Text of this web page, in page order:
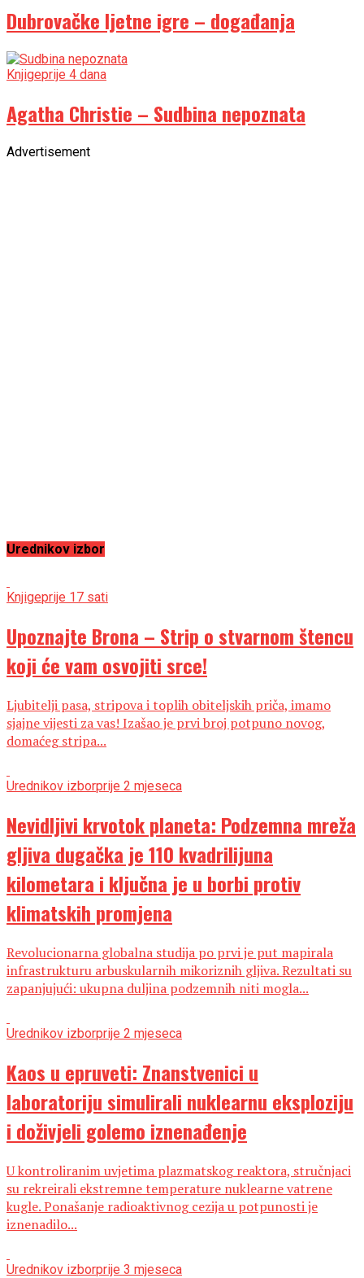
Dubrovačke ljetne igre – događanja
Knjigeprije 4 dana
Agatha Christie – Sudbina nepoznata
Advertisement
Urednikov izbor
Knjigeprije 17 sati
Upoznajte Brona – Strip o stvarnom štencu
koji će vam osvojiti srce!
Ljubitelji pasa, stripova i toplih obiteljskih priča, imamo
sjajne vijesti za vas! Izašao je prvi broj potpuno novog,
domaćeg stripa...
Urednikov izborprije 2 mjeseca
Nevidljivi krvotok planeta: Podzemna mreža
gljiva dugačka je 110 kvadrilijuna
kilometara i ključna je u borbi protiv
klimatskih promjena
Revolucionarna globalna studija po prvi je put mapirala
infrastrukturu arbuskularnih mikoriznih gljiva. Rezultati su
zapanjujući: ukupna duljina podzemnih niti mogla...
Urednikov izborprije 2 mjeseca
Kaos u epruveti: Znanstvenici u
laboratoriju simulirali nuklearnu eksploziju
i doživjeli golemo iznenađenje
U kontroliranim uvjetima plazmatskog reaktora, stručnjaci
su rekreirali ekstremne temperature nuklearne vatrene
kugle. Ponašanje radioaktivnog cezija u potpunosti je
iznenadilo...
Urednikov izborprije 3 mjeseca